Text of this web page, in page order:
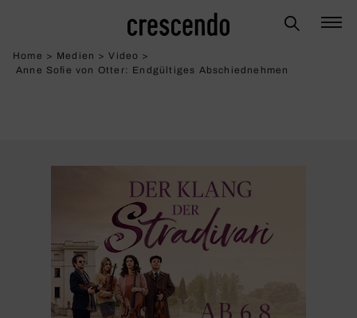
Home > Medien > Video >
Anne Sofie von Otter: Endgül­tiges Abschied­nehmen